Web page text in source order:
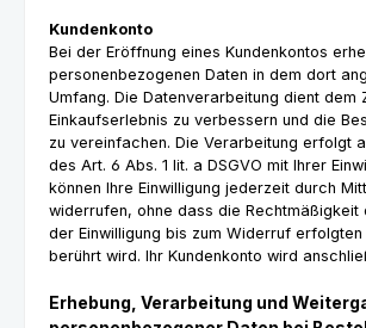
Kundenkonto
Bei der Eröffnung eines Kundenkontos
personenbezogenen Daten in dem dort
Umfang. Die Datenverarbeitung dient dem
Einkaufserlebnis zu verbessern und die
zu vereinfachen. Die Verarbeitung erfolgt
des Art. 6 Abs. 1 lit. a DSGVO mit Ihrer
können Ihre Einwilligung jederzeit durch
widerrufen, ohne dass die Rechtmäßigkeit
der Einwilligung bis zum Widerruf
berührt wird. Ihr Kundenkonto wird
Erhebung, Verarbeitung und